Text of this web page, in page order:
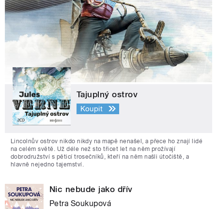
Tajuplný ostrov
Koupit
Lincolnův ostrov nikdo nikdy na mapě nenašel, a přece ho znají lidé
na celém světě. Už déle než sto třicet let na něm prožívají
dobrodružství s pěticí trosečníků, kteří na něm našli útočiště, a
hlavně nejedno tajemství.
Nic nebude jako dřív
Petra Soukupová